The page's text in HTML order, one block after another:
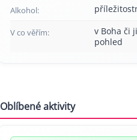
Alkohol:
V co věřím:
v Boha či
pohled
Oblíbené aktivity